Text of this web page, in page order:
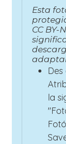
Esta
CC BY-
la